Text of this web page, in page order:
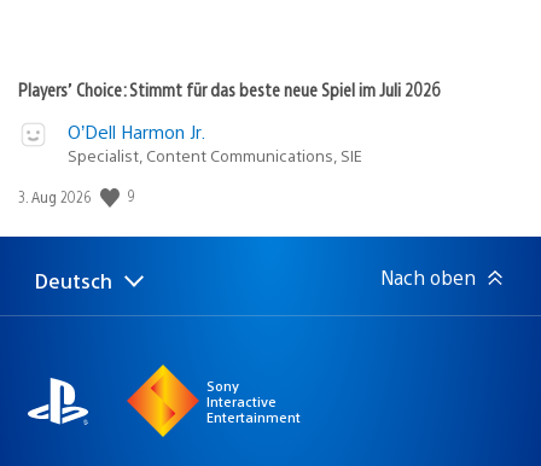
Players’ Choice: Stimmt für das beste neue Spiel im Juli 2026
O’Dell Harmon Jr.
Specialist, Content Communications, SIE
Veröffentlichungsdatum:
3. Aug 2026 9
Select
Aktuelle
Deutsch Nach oben
Sony
Interactive
Entertainment